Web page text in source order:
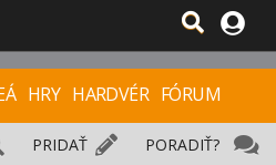
HRY HARDVÉR FÓRUM
PORADIŤ?
PRIDAŤ